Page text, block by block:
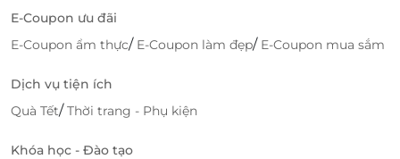
E-Coupon ưu đãi
E-Coupon ẩm thực/ E-Coupon làm đẹp/ E-Coupon mua sắm
Dịch vụ tiện ích
Quà Tết/Thời trang - Phụ kiện
Khóa học - Đào tạo